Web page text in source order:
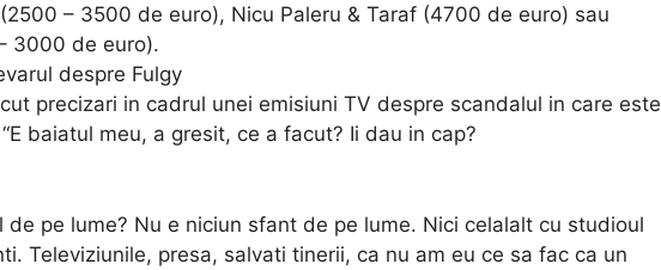
– 3500 de euro), Nicu Paleru & Taraf (4700 de euro) sau
3000 de euro).
despre Fulgy
precizari in cadrul unei emisiuni TV despre scandalul in care este
baiatul meu, a gresit, ce a facut? Ii dau in cap?
de pe lume? Nu e niciun sfant de pe lume. Nici celalalt cu studioul
Televiziunile, presa, salvati tinerii, ca nu am eu ce sa fac ca un